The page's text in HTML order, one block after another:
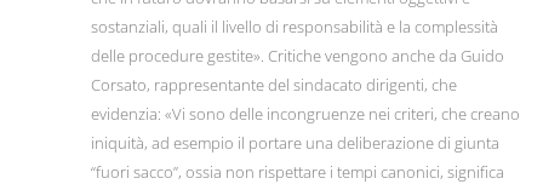
sostanziali, quali il livello di responsabilità e la complessità
delle procedure gestite». Critiche vengono anche da Guido
Corsato, rappresentante del sindacato dirigenti, che
evidenzia: «Vi sono delle incongruenze nei criteri, che creano
iniquità, ad esempio il portare una deliberazione di giunta
“fuori sacco”, ossia non rispettare i tempi canonici, significa